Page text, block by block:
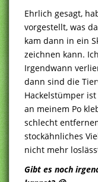
Ehrlich gesagt,
vorgestellt, was
kam dann in ein
zeichnen kann.
Irgendwann
dann sind die
Hackelstümper
an meinem Po
schlecht
stockähnliches
nicht mehr
Gibt es noch